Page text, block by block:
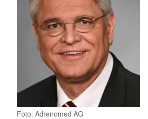
Foto: Adrenomed AG